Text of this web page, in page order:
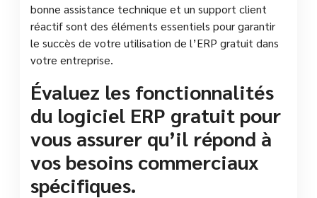
bonne assistance technique et un support client
réactif sont des éléments essentiels pour garantir
le succès de votre utilisation de l’ERP gratuit dans
votre entreprise.
Évaluez les fonctionnalités
du logiciel ERP gratuit pour
vous assurer qu’il répond à
vos besoins commerciaux
spécifiques.